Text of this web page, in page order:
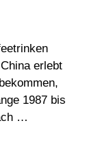
erlebt
1987 bis
…